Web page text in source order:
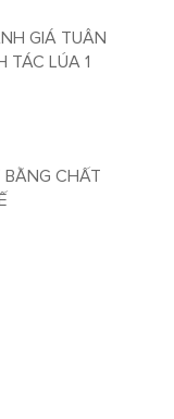
GIÁ TUÂN
TÁC LÚA 1
BẰNG CHẤT